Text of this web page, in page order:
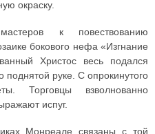
окраску.
к повествованию
бокового нефа «Изгнание
Христос весь подался
руке. С опрокинутого
Торговцы взволнованно
испуг.
Монреале связаны с той